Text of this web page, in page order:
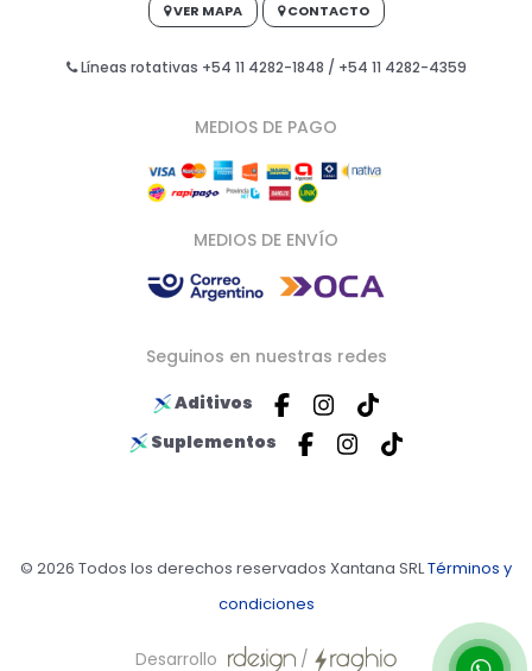
VER MAPA CONTACTO
Líneas rotativas +54 11 4282-1848 / +54 11 4282-4359
MEDIOS DE PAGO
MEDIOS DE ENVÍO
Seguinos en nuestras redes
Aditivos
Suplementos
© 2026 Todos los derechos reservados Xantana SRLTérminos y
condiciones
Desarrollo /